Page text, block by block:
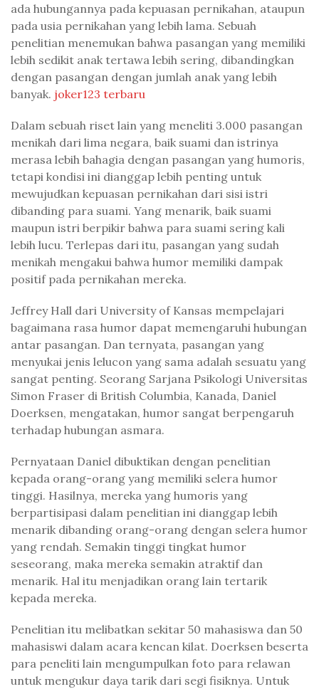
ada hubungannya pada kepuasan pernikahan, ataupun
pada usia pernikahan yang lebih lama. Sebuah
penelitian menemukan bahwa pasangan yang memiliki
lebih sedikit anak tertawa lebih sering, dibandingkan
dengan pasangan dengan jumlah anak yang lebih
banyak. joker123 terbaru
Dalam sebuah riset lain yang meneliti 3.000 pasangan
menikah dari lima negara, baik suami dan istrinya
merasa lebih bahagia dengan pasangan yang humoris,
tetapi kondisi ini dianggap lebih penting untuk
mewujudkan kepuasan pernikahan dari sisi istri
dibanding para suami. Yang menarik, baik suami
maupun istri berpikir bahwa para suami sering kali
lebih lucu. Terlepas dari itu, pasangan yang sudah
menikah mengakui bahwa humor memiliki dampak
positif pada pernikahan mereka.
Jeffrey Hall dari University of Kansas mempelajari
bagaimana rasa humor dapat memengaruhi hubungan
antar pasangan. Dan ternyata, pasangan yang
menyukai jenis lelucon yang sama adalah sesuatu yang
sangat penting. Seorang Sarjana Psikologi Universitas
Simon Fraser di British Columbia, Kanada, Daniel
Doerksen, mengatakan, humor sangat berpengaruh
terhadap hubungan asmara.
Pernyataan Daniel dibuktikan dengan penelitian
kepada orang-orang yang memiliki selera humor
tinggi. Hasilnya, mereka yang humoris yang
berpartisipasi dalam penelitian ini dianggap lebih
menarik dibanding orang-orang dengan selera humor
yang rendah. Semakin tinggi tingkat humor
seseorang, maka mereka semakin atraktif dan
menarik. Hal itu menjadikan orang lain tertarik
kepada mereka.
Penelitian itu melibatkan sekitar 50 mahasiswa dan 50
mahasiswi dalam acara kencan kilat. Doerksen beserta
para peneliti lain mengumpulkan foto para relawan
untuk mengukur daya tarik dari segi fisiknya. Untuk